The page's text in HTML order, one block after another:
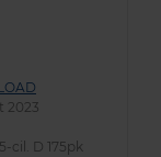
2023
cil. D 175pk